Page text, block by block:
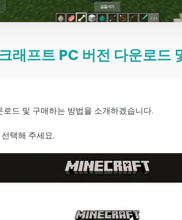
래프트 PC 버전 다운로드
드 및 구매하는 방법을 소개하겠습니다.
택해 주세요.